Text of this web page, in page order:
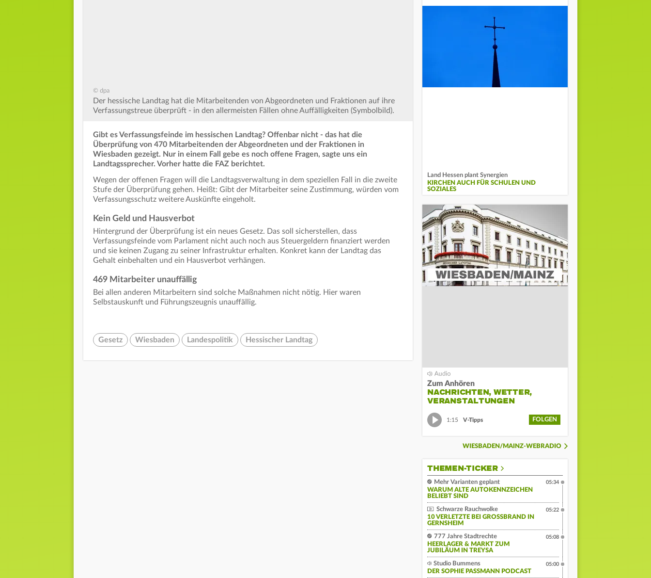
© dpa
Der hessische Landtag hat die Mitarbeitenden von Abgeordneten und Fraktionen auf ihre
Verfassungstreue überprüft - in den allermeisten Fällen ohne Auffälligkeiten (Symbolbild).
Gibt es Verfassungsfeinde im hessischen Landtag? Offenbar nicht - das hat die
Überprüfung von 470 Mitarbeitenden der Abgeordneten und der Fraktionen in
Wiesbaden gezeigt. Nur in einem Fall gebe es noch offene Fragen, sagte uns ein
Landtagssprecher. Vorher hatte die FAZ berichtet.
Wegen der offenen Fragen will die Landtagsverwaltung in dem speziellen Fall in die zweite
Stufe der Überprüfung gehen. Heißt: Gibt der Mitarbeiter seine Zustimmung, würden vom
Verfassungsschutz weitere Auskünfte eingeholt.
Kein Geld und Hausverbot
Hintergrund der Überprüfung ist ein neues Gesetz. Das soll sicherstellen, dass
Verfassungsfeinde vom Parlament nicht auch noch aus Steuergeldern finanziert werden
und sie keinen Zugang zu seiner Infrastruktur erhalten. Konkret kann der Landtag das
Gehalt einbehalten und ein Hausverbot verhängen.
469 Mitarbeiter unauffällig
Bei allen anderen Mitarbeitern sind solche Maßnahmen nicht nötig. Hier waren
Selbstauskunft und Führungszeugnis unauffällig.
Gesetz Wiesbaden Landespolitik Hessischer Landtag
Land Hessen plant Synergien
KIRCHEN AUCH FÜR SCHULEN UND
SOZIALES
Zum Anhören
NACHRICHTEN, WETTER,
VERANSTALTUNGEN
1:15 V-Tipps FOLGEN
WIESBADEN/MAINZ-WEBRADIO
THEMEN-TICKER
Mehr Varianten geplant
WARUM ALTE AUTOKENNZEICHEN
BELIEBT SIND
05:34
Schwarze Rauchwolke
10 VERLETZTE BEI GROSSBRAND IN G
ERNSHEIM
05:22
777 Jahre Stadtrechte
HEERLAGER & MARKT ZUM
JUBILÄUM IN TREYSA
05:08
Studio Bummens
DER SOPHIE PASSMANN PODCAST
05:00